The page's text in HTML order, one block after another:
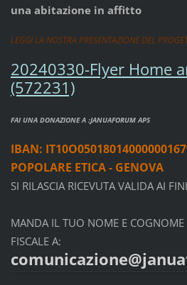
una abitazione in affitto
LEGGI LA NOSTRA PRESENTAZIONE DEL
20240330-Flyer Home
(572231)
FAI UNA DONAZIONE A :JANUAFORUM APS
IBAN:
POPOLARE ETICA - GENOVA
SI RILASCIA RICEVUTA VALIDA AI
MANDA IL TUO NOME E
FISCALE A: